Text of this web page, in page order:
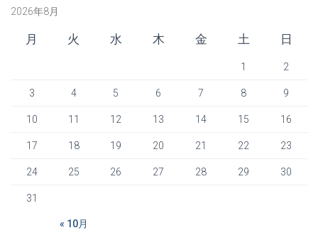
2026年8月
月 火 水 木 金 土 日
« 10月
1 2
3 4 5 6 7 8 9
10 11 12 13 14 15 16
17 18 19 20 21 22 23
24 25 26 27 28 29 30
31